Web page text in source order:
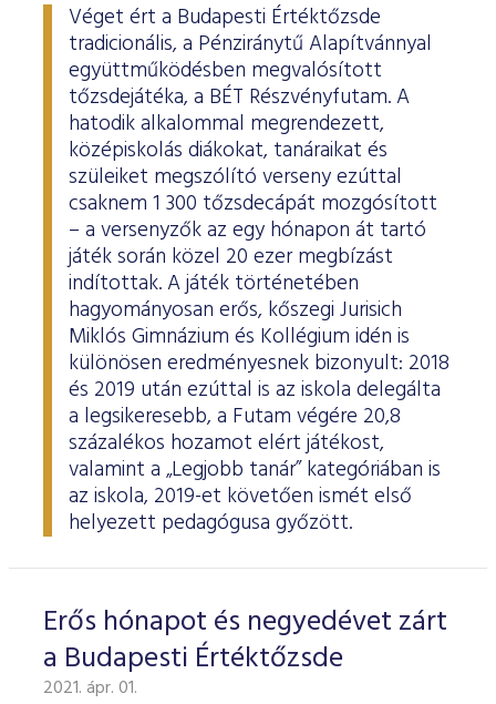
Véget ért a Budapesti Értéktőzsde
tradicionális, a Pénziránytű Alapítvánnyal
együttműködésben megvalósított
tőzsdejátéka, a BÉT Részvényfutam. A
hatodik alkalommal megrendezett,
középiskolás diákokat, tanáraikat és
szüleiket megszólító verseny ezúttal
csaknem 1 300 tőzsdecápát mozgósított
– a versenyzők az egy hónapon át tartó
játék során közel 20 ezer megbízást
indítottak. A játék történetében
hagyományosan erős, kőszegi Jurisich
Miklós Gimnázium és Kollégium idén is
különösen eredményesnek bizonyult: 2018
és 2019 után ezúttal is az iskola delegálta
a legsikeresebb, a Futam végére 20,8
százalékos hozamot elért játékost,
valamint a „Legjobb tanár” kategóriában is
az iskola, 2019-et követően ismét első
helyezett pedagógusa győzött.
Erős hónapot és negyedévet zárt
a Budapesti Értéktőzsde
2021. ápr. 01.